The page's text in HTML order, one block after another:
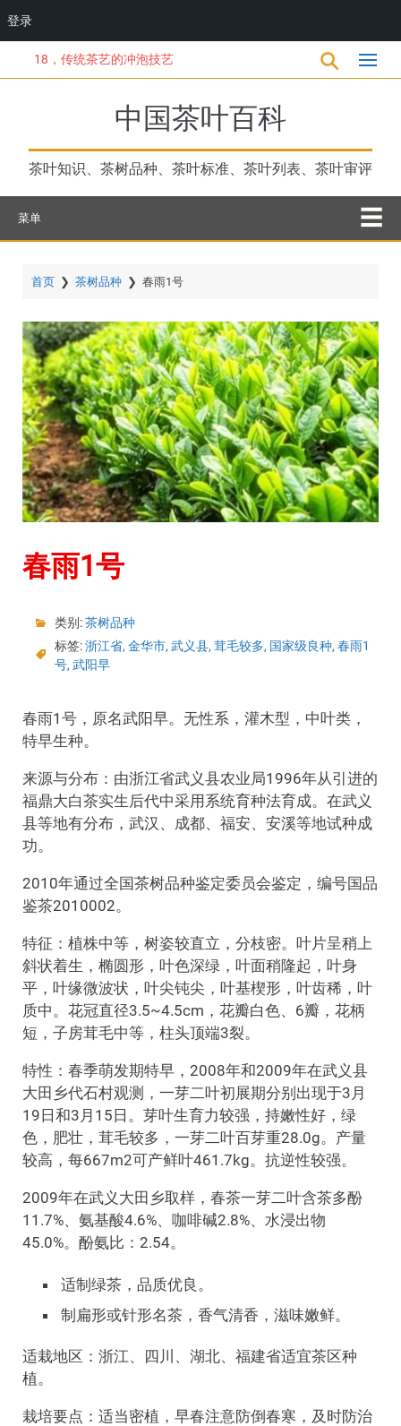
到
18，传统茶艺的冲泡技艺
中国茶叶百科
茶叶知识、茶树品种、茶叶标准、茶叶列表、茶叶审评
菜单
首页 ❯ 茶树品种 ❯ 春雨1号
春雨1号
类别:茶树品种
标签:浙江省, 金华市, 武义县, 茸毛较多, 国家级良种, 春雨1
号, 武阳早
春雨1号，原名武阳早。无性系，灌木型，中叶类，
特早生种。
来源与分布：由浙江省武义县农业局1996年从引进的
福鼎大白茶实生后代中采用系统育种法育成。在武义
县等地有分布，武汉、成都、福安、安溪等地试种成
功。
2010年通过全国茶树品种鉴定委员会鉴定，编号国品
鉴茶2010002。
特征：植株中等，树姿较直立，分枝密。叶片呈稍上
斜状着生，椭圆形，叶色深绿，叶面稍隆起，叶身
平，叶缘微波状，叶尖钝尖，叶基楔形，叶齿稀，叶
质中。花冠直径3.5~4.5cm，花瓣白色、6瓣，花柄
短，子房茸毛中等，柱头顶端3裂。
特性：春季萌发期特早，2008年和2009年在武义县
大田乡代石村观测，一芽二叶初展期分别出现于3月
19日和3月15日。芽叶生育力较强，持嫩性好，绿
色，肥壮，茸毛较多，一芽二叶百芽重28.0g。产量
较高，每667m2可产鲜叶461.7kg。抗逆性较强。
2009年在武义大田乡取样，春茶一芽二叶含茶多酚
11.7%、氨基酸4.6%、咖啡碱2.8%、水浸出物
45.0%。酚氨比：2.54。
适制绿茶，品质优良。
制扁形或针形名茶，香气清香，滋味嫩鲜。
适栽地区：浙江、四川、湖北、福建省适宜茶区种
植。
栽培要点：适当密植，早春注意防倒春寒，及时防治
登录